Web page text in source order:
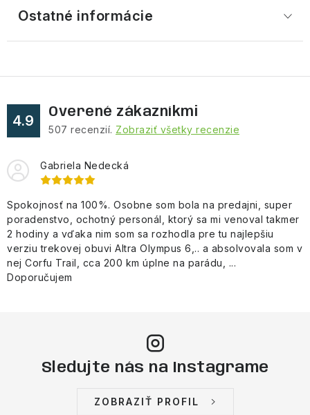
Ostatné informácie
4.9
Overené zákazníkmi
507 recenzií. Zobraziť všetky recenzie
Gabriela Nedecká
Spokojnosť na 100%. Osobne som bola na predajni, super
poradenstvo, ochotný personál, ktorý sa mi venoval takmer
2 hodiny a vďaka nim som sa rozhodla pre tu najlepšiu
verziu trekovej obuvi Altra Olympus 6,.. a absolvovala som v
nej Corfu Trail, cca 200 km úplne na parádu, ...
Doporučujem
Sledujte nás na Instagrame
ZOBRAZIŤ PROFIL